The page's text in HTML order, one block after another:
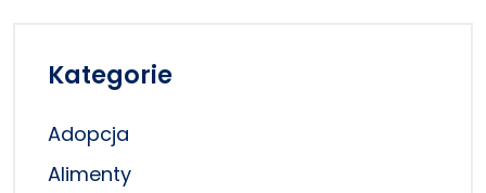
Kategorie
Adopcja
Alimenty